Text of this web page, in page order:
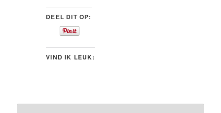
DEEL DIT OP:
VIND IK LEUK: